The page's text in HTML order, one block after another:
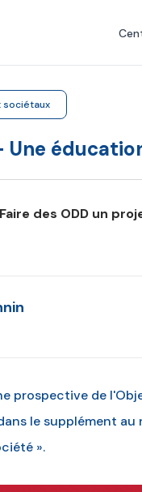
sociétaux
Une
des ODD un
prospective de
le supplément au
».